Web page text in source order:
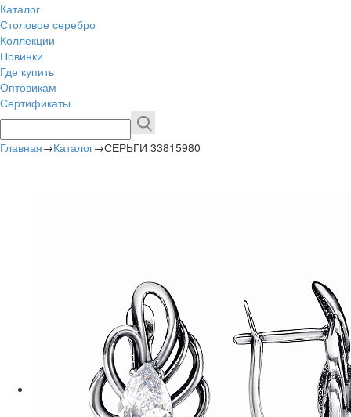
Каталог
Столовое серебро
Коллекции
Новинки
Где купить
Оптовикам
Сертификаты
Главная→Каталог→СЕРЬГИ 33815980